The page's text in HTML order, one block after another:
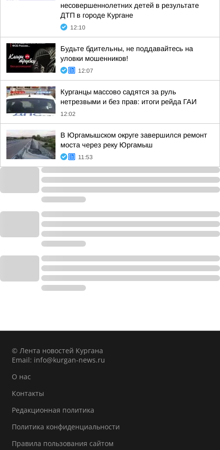
несовершеннолетних детей в результате
ДТП в городе Кургане
12:10
Будьте бдительны, не поддавайтесь на
уловки мошенников!
12:07
Курганцы массово садятся за руль
нетрезвыми и без прав: итоги рейда ГАИ
12:02
В Юргамышском округе завершился ремонт
моста через реку Юргамыш
11:53
© Лента новостей Кургана
Email: info@kurgan-news.ru
О нас
Контакты
Редакционная политика
Политика конфиденциальности
Правила пользования сайтом